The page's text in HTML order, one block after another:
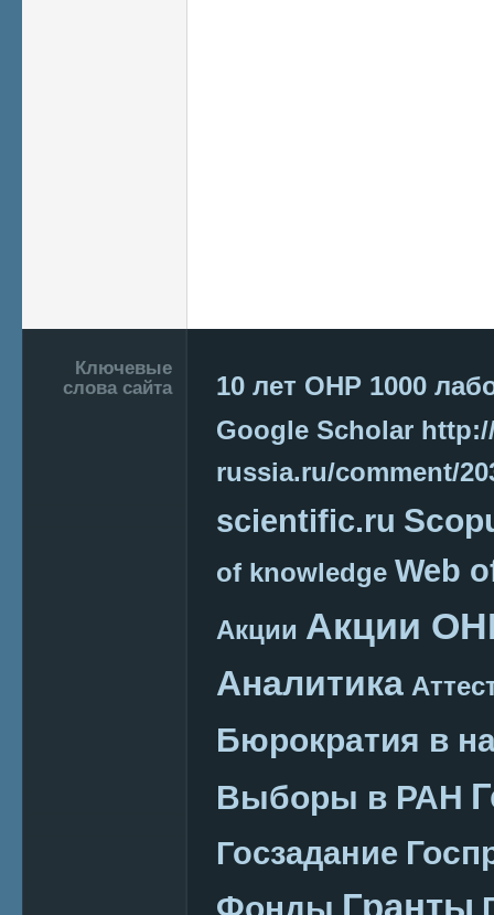
Подвал
Ключевые
слова сайта
10 лет ОНР 1000
Google Scholar
russia.ru/comment/
scientific.ru
of knowledge Web
Акции Акции
Аналитика
Бюрократия в
Выборы в РАН
Госзадание
Фонды Гранты